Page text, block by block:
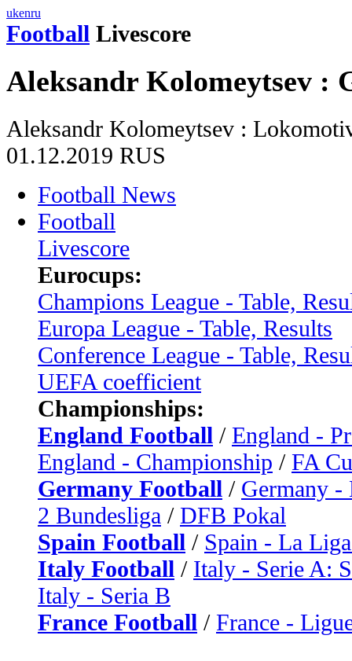
ukenru
Football Livescore
Aleksandr Kolomeytsev :
Aleksandr Kolomeytsev :
01.12.2019 RUS
Football News
Football
Livescore
Eurocups:
Champions League - Table,
Europa League - Table, Results
Conference League - Table,
UEFA coefficient
Championships:
England Football / England -
England - Championship / FA
Germany Football / Germany -
2 Bundesliga / DFB Pokal
Spain Football / Spain - La
Italy Football / Italy - Serie A:
Italy - Seria B
France Football / France -